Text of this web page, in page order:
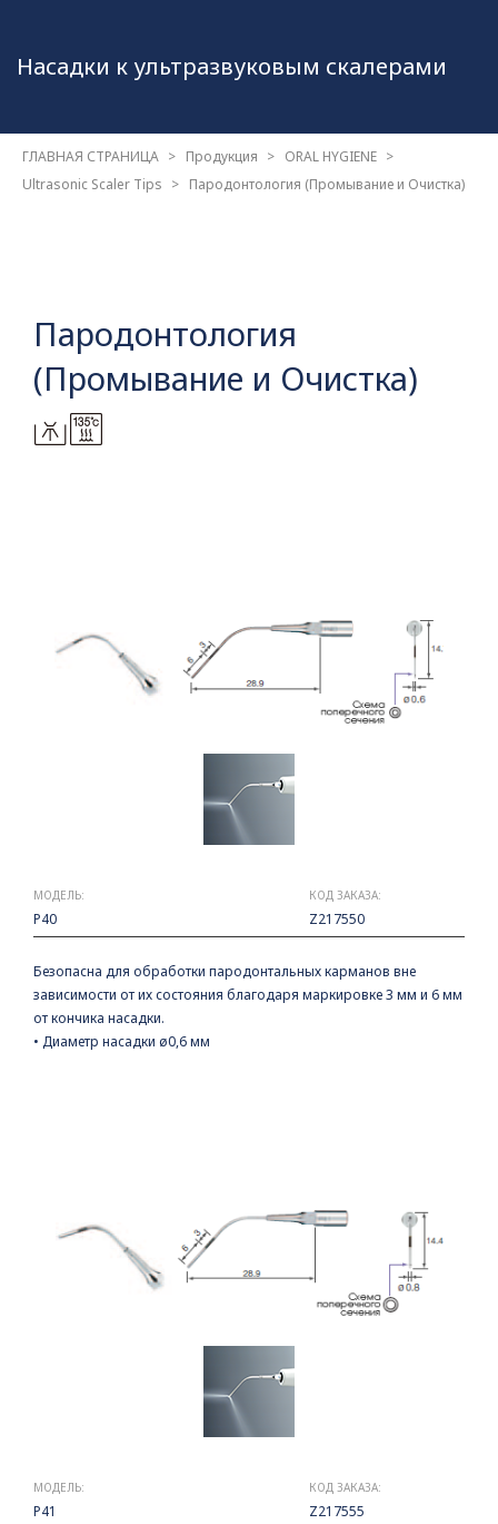
Насадки к ультразвуковым скалерами
ГЛАВНАЯ СТРАНИЦА Продукция
ORAL HYGIENE
Ultrasonic Scaler Tips
Пародонтология (Промывание и Очистка)
Пародонтология
(Промывание и Очистка)
МОДЕЛЬ:
P40
КОД ЗАКАЗА:
Z217550
Безопасна для обработки пародонтальных карманов вне
зависимости от их состояния благодаря маркировке 3 мм и 6 мм
от кончика насадки.
• Диаметр насадки ø0,6 мм
МОДЕЛЬ:
P41
КОД ЗАКАЗА:
Z217555